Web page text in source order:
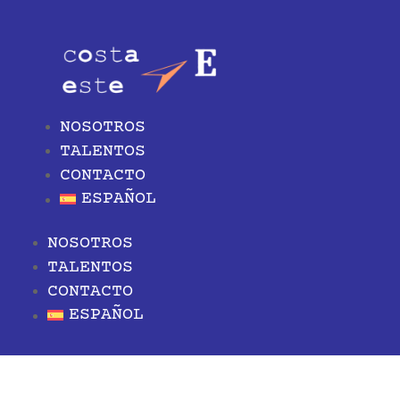
NOSOTROS
TALENTOS
CONTACTO
ESPAÑOL
NOSOTROS
TALENTOS
CONTACTO
ESPAÑOL